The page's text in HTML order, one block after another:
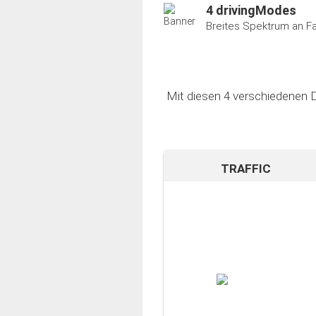
4 drivingModes
Breites Spektrum an
Mit diesen 4 verschiedenen
TRAFFIC